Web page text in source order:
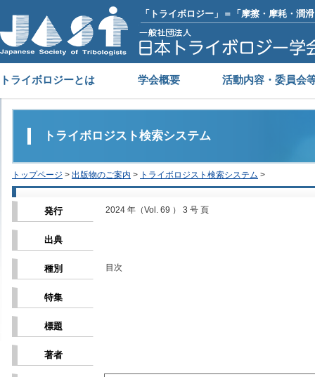
「トライボロジー」＝「摩擦・摩耗・潤
トライボロジーとは 学会概要 活動内容・委員会
トライボロジスト検索システム
トップページ > 出版物のご案内 > トライボロジスト検索システム >
発行 2024 年（Vol. 69 ） 3 号 頁
出典
種別 目次
特集
標題
著者